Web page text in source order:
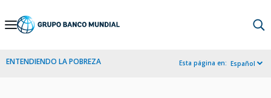
Skip
Navigation
ENTENDIENDO LA POBREZA Esta página en: Español